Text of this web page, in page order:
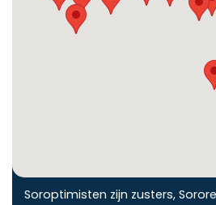
Soroptimisten zijn zusters,